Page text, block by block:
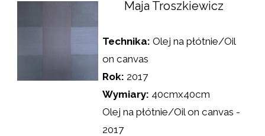
Maja Troszkiewicz
Technika:Olej na płótnie/Oil
on canvas
Rok: 2017
Wymiary: 40cmx40cm
Olej na płótnie/Oil on canvas -
2017